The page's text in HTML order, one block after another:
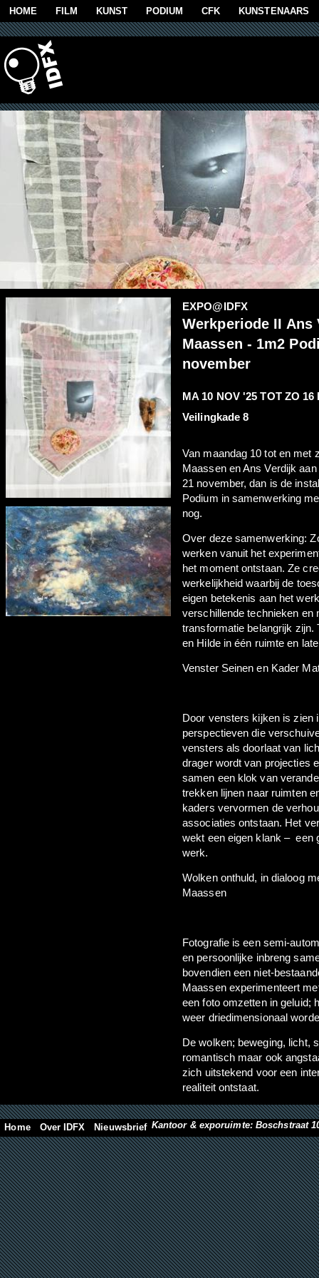
Overslaan en naar de algemene inhoud gaan
HOME FILM KUNST PODIUM CFK KUNSTENAARS
EXPO@IDFX
Werkperiode II Ans
Maassen - 1m2
november
MA 10 NOV '25 TOT ZO 16
Veilingkade 8
Van maandag 10 tot en met
Maassen en Ans Verdijk
21 november, dan is de
Podium in samenwerking
nog.
Over deze samenwerking:
werken vanuit het
het moment ontstaan. Ze
werkelijkheid waarbij de
eigen betekenis aan het
verschillende technieken en
transformatie belangrijk zijn.
en Hilde in één ruimte en
Venster Seinen en Kader
Door vensters kijken is zien
perspectieven die
vensters als doorlaat van
drager wordt van projecties
samen een klok van
trekken lijnen naar ruimten
kaders vervormen de
associaties ontstaan. Het
wekt een eigen klank –een
werk.
Wolken onthuld, in dialoog
Maassen
Fotografie is een semi-
en persoonlijke inbreng
bovendien een niet-
Maassen experimenteert
een foto omzetten in geluid;
weer driedimensionaal
De wolken; beweging, licht,
romantisch maar ook
zich uitstekend voor een
realiteit ontstaat.
Home Over IDFX Nieuwsbrief Kantoor & exporuimte: Boschstraat